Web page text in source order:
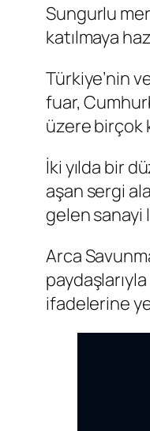
Sungurlu
katılmaya
Türkiye’nin
fuar,
üzere birçok
İki yılda bir
aşan sergi
gelen sanayi
Arca
ifadelerine